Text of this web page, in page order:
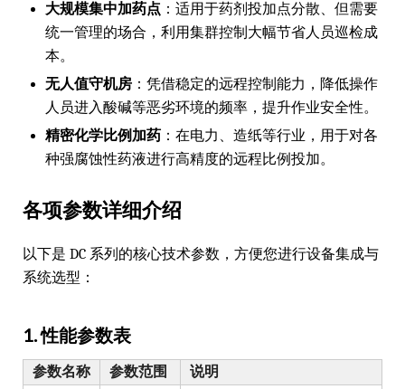
大规模集中加药点 ：适用于药剂投加点分散、但需要
统一管理的场合，利用集群控制大幅节省人员巡检成
本。
无人值守机房 ：凭借稳定的远程控制能力，降低操作
人员进入酸碱等恶劣环境的频率，提升作业安全性。
精密化学比例加药 ：在电力、造纸等行业，用于对各
种强腐蚀性药液进行高精度的远程比例投加。
各项参数详细介绍
以下是 DC 系列的核心技术参数，方便您进行设备集成与
系统选型：
1. 性能参数表
参数名称 参数范围
说明